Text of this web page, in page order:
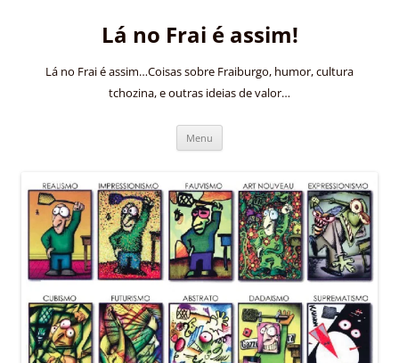
Lá no Frai é assim!
Lá no Frai é assim…Coisas sobre Fraiburgo, humor, cultura
tchozina, e outras ideias de valor…
Menu